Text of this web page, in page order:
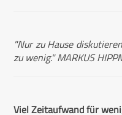
"Nur zu Hause
zu wenig." MARKUS
Viel Zeitaufwand für